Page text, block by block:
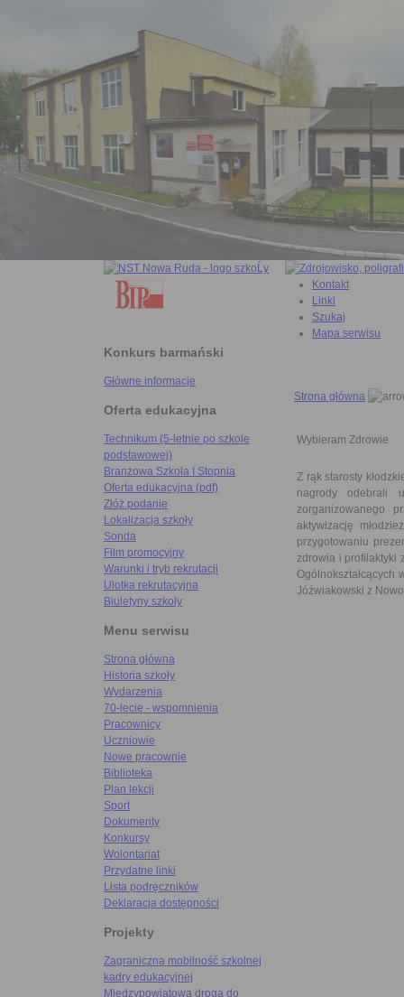
Konkurs barmański
Główne informacje
Oferta edukacyjna
Technikum (5-letnie po szkole
podstawowej)
Branżowa Szkoła I Stopnia
Oferta edukacyjna (pdf)
Złóż podanie
Lokalizacja szkoły
Sonda
Film promocyjny
Warunki i tryb rekrutacji
Ulotka rekrutacyjna
Biuletyny szkoły
Menu serwisu
Strona główna
Historia szkoły
Wydarzenia
70-lecie - wspomnienia
Pracownicy
Uczniowie
Nowe pracownie
Biblioteka
Plan lekcji
Sport
Dokumenty
Konkursy
Wolontariat
Przydatne linki
Lista podręczników
Deklaracja dostępności
Projekty
Zagraniczna mobilność szkolnej
kadry edukacyjnej
Międzypowiatowa droga do
Kontakt
Linki
Szukaj
Mapa serwisu
Strona główna
Wybieram Zdrowie
Z rąk starosty
nagrody odebrali
zorganizowanego
aktywizację
przygotowaniu
zdrowia i profilaktyki
Ogólnokształcących
Jóźwiakowski z